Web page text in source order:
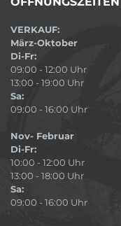
VERKAUF:
März-Oktober
Di-Fr:
09:00 - 12:00 Uhr
13:00 - 19:00 Uhr
Sa:
09:00 - 16:00 Uhr
Nov- Februar
Di-Fr:
10:00 - 12:00 Uhr
13:00 - 18:00 Uhr
Sa:
09:00 - 16:00 Uhr